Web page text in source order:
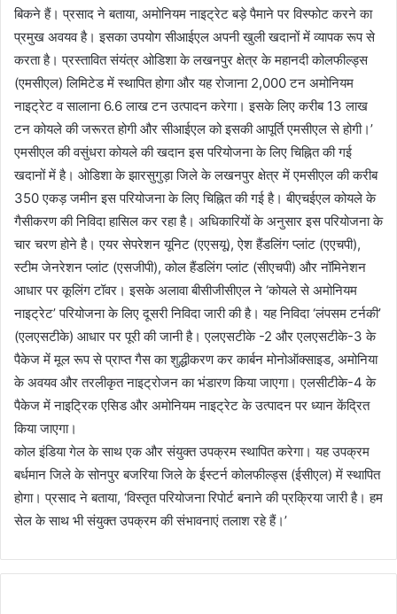
बिकने हैं। प्रसाद ने बताया, अमोनियम नाइट्रेट बड़े पैमाने पर विस्फोट करने का
प्रमुख अवयव है। इसका उपयोग सीआईएल अपनी खुली खदानों में व्यापक रूप से
करता है। प्रस्तावित संयंत्र ओडिशा के लखनपुर क्षेत्र के महानदी कोलफील्ड्स
(एमसीएल) लिमिटेड में स्थापित होगा और यह रोजाना 2,000 टन अमोनियम
नाइट्रेट व सालाना 6.6 लाख टन उत्पादन करेगा। इसके लिए करीब 13 लाख
टन कोयले की जरूरत होगी और सीआईएल को इसकी आपूर्ति एमसीएल से होगी।’
एमसीएल की वसुंधरा कोयले की खदान इस परियोजना के लिए चिह्नित की गई
खदानों में है। ओडिशा के झारसुगुड़ा जिले के लखनपुर क्षेत्र में एमसीएल की करीब
350 एकड़ जमीन इस परियोजना के लिए चिह्नित की गई है। बीएचईएल कोयले के
गैसीकरण की निविदा हासिल कर रहा है। अधिकारियों के अनुसार इस परियोजना के
चार चरण होने है। एयर सेपरेशन यूनिट (एएसयू), ऐश हैंडलिंग प्लांट (एएचपी),
स्टीम जेनरेशन प्लांट (एसजीपी), कोल हैंडलिंग प्लांट (सीएचपी) और नॉमिनेशन
आधार पर कूलिंग टॉवर। इसके अलावा बीसीजीसीएल ने ‘कोयले से अमोनियम
नाइट्रेट’ परियोजना के लिए दूसरी निविदा जारी की है। यह निविदा ‘लंपसम टर्नकी’
(एलएसटीके) आधार पर पूरी की जानी है। एलएसटीके -2 और एलएसटीके-3 के
पैकेज में मूल रूप से प्राप्त गैस का शुद्धीकरण कर कार्बन मोनोऑक्साइड, अमोनिया
के अवयव और तरलीकृत नाइट्रोजन का भंडारण किया जाएगा। एलसीटीके-4 के
पैकेज में नाइट्रिक एसिड और अमोनियम नाइट्रेट के उत्पादन पर ध्यान केंद्रित
किया जाएगा।
कोल इंडिया गेल के साथ एक और संयुक्त उपक्रम स्थापित करेगा। यह उपक्रम
बर्धमान जिले के सोनपुर बजरिया जिले के ईस्टर्न कोलफील्ड्स (ईसीएल) में स्थापित
होगा। प्रसाद ने बताया, ‘विस्तृत परियोजना रिपोर्ट बनाने की प्रक्रिया जारी है। हम
सेल के साथ भी संयुक्त उपक्रम की संभावनाएं तलाश रहे हैं।’